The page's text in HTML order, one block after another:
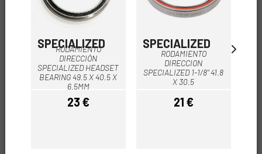
SPECIALIZED
RODAMIENTO
DIRECCIÓN
SPECIALIZED HEADSET
BEARING 49.5 X 40.5 X
6.5MM
Precio
23 €
SPECIALIZED
RODAMIENTO
DIRECCION
SPECIALIZED 1-1/8" 41.8
X 30.5
Precio
21 €